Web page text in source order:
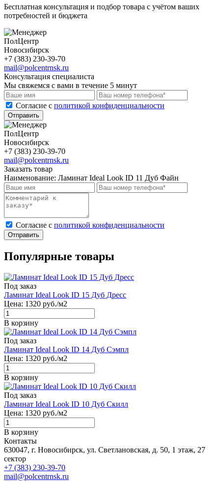
Бесплатная консультация и подбор товара с учётом ваших
потребностей и бюджета
ПолЦентр
Новосибирск
+7 (383) 230-39-70
mail@polcentrnsk.ru
Консультация специалиста
Мы свяжемся с вами в течение 5 минут
Cогласие с политикой конфиденциальности
Отправить
ПолЦентр
Новосибирск
+7 (383) 230-39-70
mail@polcentrnsk.ru
Заказать товар
Наименование: Ламинат Ideal Look ID 11 Дуб Файн
Cогласие с политикой конфиденциальности
Отправить
Популярные товары
Под заказ
Ламинат Ideal Look ID 15 Дуб Дресс
Цена: 1320 руб./м2
В корзину
Под заказ
Ламинат Ideal Look ID 14 Дуб Сэмпл
Цена: 1320 руб./м2
В корзину
Под заказ
Ламинат Ideal Look ID 10 Дуб Скилл
Цена: 1320 руб./м2
В корзину
Контакты
630047, г. Новосибирск, ул. Светлановская, д. 50, 1 этаж, 27
сектор
+7 (383) 230-39-70
mail@polcentrnsk.ru